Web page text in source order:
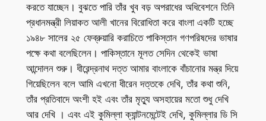
করতে যাচ্ছেন। বুঝতে পারি তাঁর খুব বড় অপরাধের অধিবেশনে তিনি
প্রধানমন্ত্রী লিয়াকত আলী খানের বিরোধিতা করে বাংলা একটি হচ্ছে
১৯৪৮ সালের ২৫ ফেব্রুয়ারি করাচিতে পাকিস্তান গণপরিষদের ভাষার
পক্ষে কথা বলেছিলেন। পাকিস্তানে মূলত সেদিন থেকেই ভাষা
আন্দোলন শুরু। ধীরেন্দ্রনাথ দত্ত আমার বাংলাকে বাঁচানোর মন্ত্র দিয়ে
গিয়েছিলেন বলে আমি এখনো ধীরেন দত্তকে দেখি, তাঁর কথা শুনি,
তাঁর প্রতিবাদে অংশী হই এবং তাঁর মৃত্যু অসহায়ের মতো শুধু দেখি
আর দেখি । এবং এই কুমিল্লা ক্যান্টনমেন্টেই দেখি, কুমিল্লার ডি সি